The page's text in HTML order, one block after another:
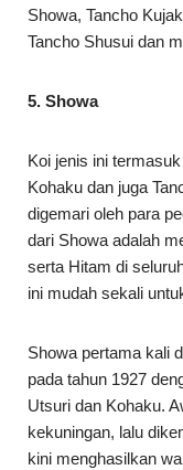
Showa, Tancho
Tancho Shusui dan
5. Showa
Koi jenis ini
Kohaku dan juga
digemari oleh para
dari Showa adalah
serta Hitam di
ini mudah sekali
Showa pertama kali
pada tahun 1927
Utsuri dan Kohaku.
kekuningan, lalu
kini menghasilkan